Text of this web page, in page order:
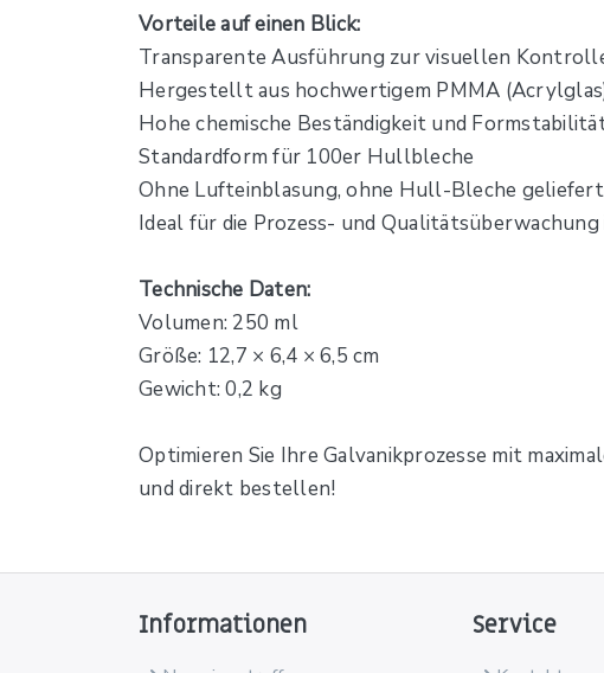
Vorteile auf einen Blick:
Transparente Ausführung zur visuellen
Hergestellt aus hochwertigem PMMA
Hohe chemische Beständigkeit und
Standardform für 100er Hullbleche
Ohne Lufteinblasung, ohne Hull-Bleche geliefert
Ideal für die Prozess- und
Technische Daten:
Volumen: 250 ml
Größe: 12,7 × 6,4 × 6,5 cm
Gewicht: 0,2 kg
Optimieren Sie Ihre Galvanikprozesse mit
und direkt bestellen!
Informationen Service